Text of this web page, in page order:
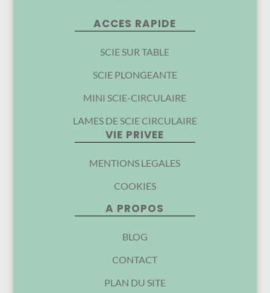
ACCES RAPIDE
SCIE SUR TABLE
SCIE PLONGEANTE
MINI SCIE-CIRCULAIRE
LAMES DE SCIE CIRCULAIRE
VIE PRIVEE
MENTIONS LEGALES
COOKIES
A PROPOS
BLOG
CONTACT
PLAN DU SITE